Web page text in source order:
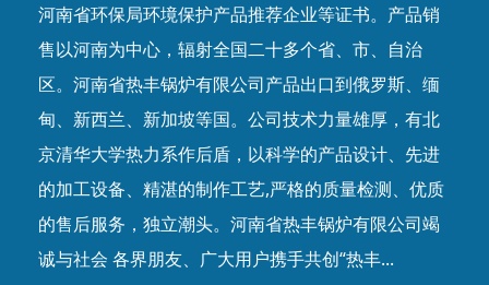
河南省环保局环境保护产品推荐企业等证书。产品销
售以河南为中心，辐射全国二十多个省、市、自治
区。河南省热丰锅炉有限公司产品出口到俄罗斯、缅
甸、新西兰、新加坡等国。公司技术力量雄厚，有北
京清华大学热力系作后盾，以科学的产品设计、先进
的加工设备、精湛的制作工艺,严格的质量检测、优质
的售后服务，独立潮头。河南省热丰锅炉有限公司竭
诚与社会 各界朋友、广大用户携手共创“热丰...